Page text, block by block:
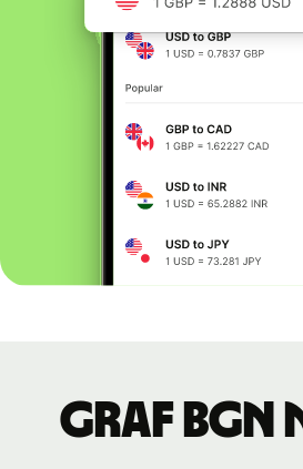
graf BGN